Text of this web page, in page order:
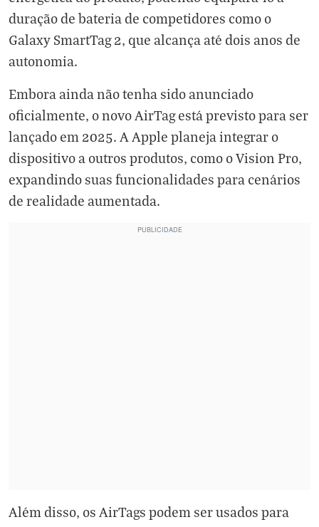
duração de bateria de competidores como o
Galaxy SmartTag 2, que alcança até dois anos de
autonomia.
Embora ainda não tenha sido anunciado
oficialmente, o novo AirTag está previsto para ser
lançado em 2025. A Apple planeja integrar o
dispositivo a outros produtos, como o Vision Pro,
expandindo suas funcionalidades para cenários
de realidade aumentada.
Além disso, os AirTags podem ser usados para